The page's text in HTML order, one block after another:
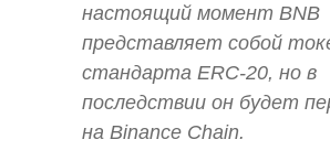
настоящий момент BNB
представляет собой
стандарта ERC-20, но в
последствии он будет
на Binance Chain.